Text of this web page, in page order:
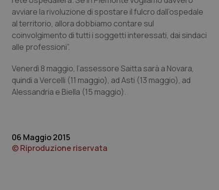
Provincia Autonoma di Bolzano
Provincia Autonoma di Trento
Puglia
Sardegna
Toscana
Infezioni & Febbre
Ipertensione & Scompenso
Malattie rare
Malattia di Crohn & Rettocolite Ulcerosa
Obesità
avviare la rivoluzione di spostare il fulcro dall’ospedale
al territorio, allora dobbiamo contare sul
coinvolgimento di tutti i soggetti interessati, dai sindaci
alle professioni”.
Venerdì 8 maggio, l’assessore Saitta sarà a Novara,
quindi a Vercelli (11 maggio), ad Asti (13 maggio), ad
Alessandria e Biella (15 maggio).
06 Maggio 2015
© Riproduzione riservata